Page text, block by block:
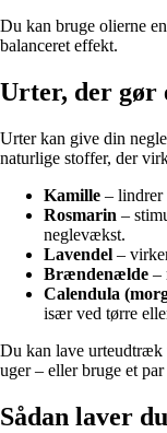
Du kan bruge olierne
balanceret effekt.
Urter, der gør
Urter kan give din
naturlige stoffer, der
Kamille – lindrer
Rosmarin –
neglevækst.
Lavendel –
Brændenælde –
Calendula
især ved tørre
Du kan lave urteudtræk
uger – eller bruge et
Sådan laver